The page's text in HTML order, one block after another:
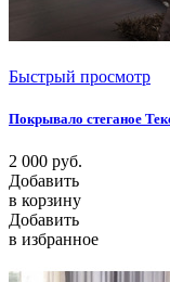
Быстрый просмотр
Покрывало стеганое
2 000 руб.
Добавить
в корзину
Добавить
в избранное